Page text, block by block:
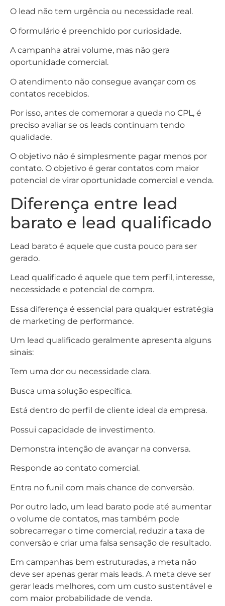
O lead não tem urgência ou necessidade real.
O formulário é preenchido por curiosidade.
A campanha atrai volume, mas não gera
oportunidade comercial.
O atendimento não consegue avançar com os
contatos recebidos.
Por isso, antes de comemorar a queda no CPL, é
preciso avaliar se os leads continuam tendo
qualidade.
O objetivo não é simplesmente pagar menos por
contato. O objetivo é gerar contatos com maior
potencial de virar oportunidade comercial e venda.
Diferença entre lead
barato e lead qualificado
Lead barato é aquele que custa pouco para ser
gerado.
Lead qualificado é aquele que tem perfil, interesse,
necessidade e potencial de compra.
Essa diferença é essencial para qualquer estratégia
de marketing de performance.
Um lead qualificado geralmente apresenta alguns
sinais:
Tem uma dor ou necessidade clara.
Busca uma solução específica.
Está dentro do perfil de cliente ideal da empresa.
Possui capacidade de investimento.
Demonstra intenção de avançar na conversa.
Responde ao contato comercial.
Entra no funil com mais chance de conversão.
Por outro lado, um lead barato pode até aumentar
o volume de contatos, mas também pode
sobrecarregar o time comercial, reduzir a taxa de
conversão e criar uma falsa sensação de resultado.
Em campanhas bem estruturadas, a meta não
deve ser apenas gerar mais leads. A meta deve ser
gerar leads melhores, com um custo sustentável e
com maior probabilidade de venda.